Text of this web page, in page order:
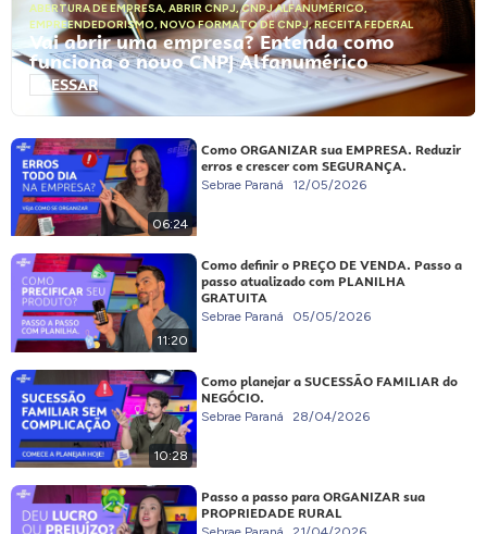
ABERTURA DE EMPRESA, ABRIR CNPJ,CNPJ ALFANUMÉRICO,
EMPREENDEDORISMO, NOVO FORMATO DE CNPJ,RECEITA FEDERAL
Vai abrir uma empresa? Entenda como
funciona o novo CNPJ Alfanumérico
ACESSAR
06:24
Como ORGANIZAR sua EMPRESA. Reduzir
erros e crescer com SEGURANÇA.
Sebrae Paraná 12/05/2026
11:20
Como definir o PREÇO DE VENDA. Passo a
passo atualizado com PLANILHA
GRATUITA
Sebrae Paraná 05/05/2026
10:28
Como planejar a SUCESSÃO FAMILIAR do
NEGÓCIO.
Sebrae Paraná 28/04/2026
Passo a passo para ORGANIZAR sua
PROPRIEDADE RURAL